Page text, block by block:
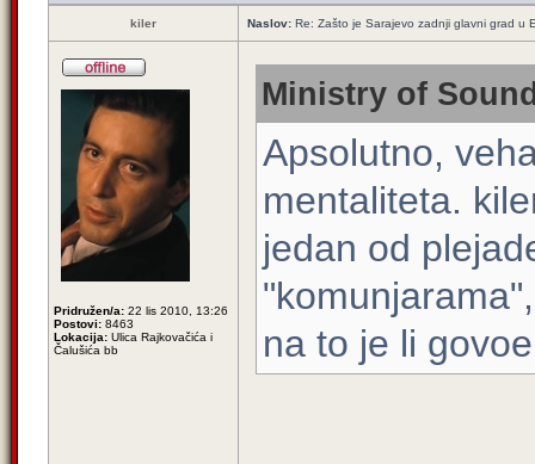
kiler Naslov: Re: Zašto je Sarajevo zadnji glavni grad u
Pridružen/a: 22 lis 2010, 13:26
Postovi: 8463
Lokacija: Ulica Rajkovačića i
Čalušića bb
Ministry of
Apsolutno,
mentaliteta.
jedan od
na to je li